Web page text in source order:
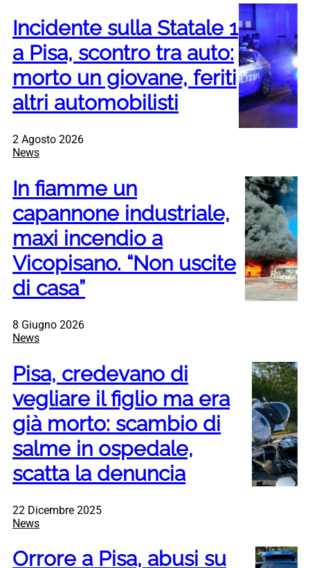
Incidente sulla Statale 1
a Pisa, scontro tra auto:
morto un giovane, feriti
altri automobilisti
2 Agosto 2026
News
In fiamme un
capannone industriale,
maxi incendio a
Vicopisano. “Non uscite
di casa”
8 Giugno 2026
News
Pisa, credevano di
vegliare il figlio ma era
già morto: scambio di
salme in ospedale,
scatta la denuncia
22 Dicembre 2025
News
Orrore a Pisa, abusi su